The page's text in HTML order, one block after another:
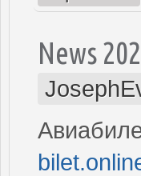
News